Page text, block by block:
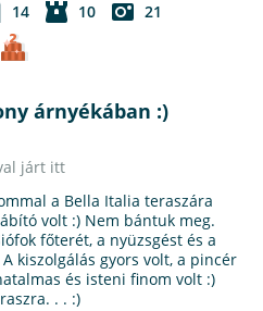
14 10 21
árnyékában :)
járt itt
a Bella Italia teraszára
volt :) Nem bántuk meg.
főterét, a nyüzsgést és a
kiszolgálás gyors volt, a pincér
és isteni finom volt :)
. . :)